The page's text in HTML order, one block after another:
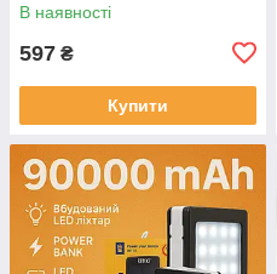
В наявності
597 ₴
Купити